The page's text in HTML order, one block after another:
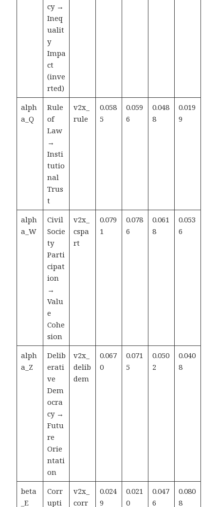
cy →
Ineq
ualit
y
Impa
ct
(inve
rted)
alph
a_Q
Rule
of
Law
→
Insti
tutio
nal
Trus
t
v2x_
rule
0.058
5
0.059
6
0.048
8
0.019
9
alph
a_W
Civil
Socie
ty
Parti
cipat
ion
→
Valu
e
Cohe
sion
v2x_
cspa
rt
0.079
1
0.078
6
0.061
8
0.053
6
alph
a_Z
Delib
erati
ve
Dem
ocra
cy →
Futu
re
Orie
ntati
on
v2x_
delib
dem
0.067
0
0.071
5
0.050
2
0.040
8
beta
_E
Corr
upti
v2x_
corr
0.024
9
0.021
0
0.047
6
0.080
8